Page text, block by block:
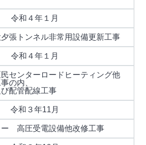
令和４年１月
張トンネル非常用設備更新工事
令和４年１月
センターロードヒーティング他
の内、
配管配線工事
令和３年11月
ー 高圧受電設備他改修工事